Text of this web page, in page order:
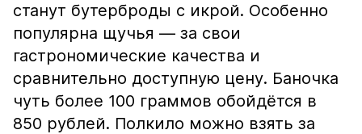
станут бутерброды с икрой. Особенно
популярна щучья — за свои
гастрономические качества и
сравнительно доступную цену. Баночка
чуть более 100 граммов обойдётся в
850 рублей. Полкило можно взять за